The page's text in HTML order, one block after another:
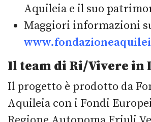
Aquileia e il suo
Maggiori informazioni
Il team di Ri/Vivere in
Il progetto è prodotto da
Aquileia con i Fondi